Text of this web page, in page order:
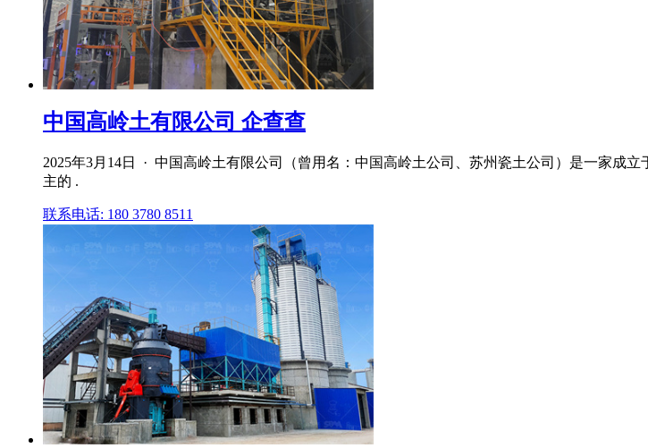
中国高岭土有限公司 企查查
2025年3月14日 · 中国高岭土有限公司（曾用名：中国高岭土公司、苏州瓷土公司）是⼀家成
主的 .
联系电话: 180 3780 8511